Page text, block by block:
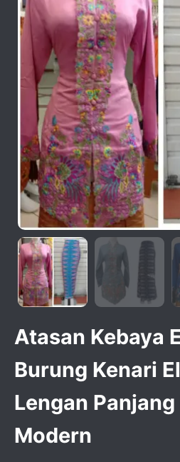
Atasan Kebaya
Burung Kenari
Lengan
Modern